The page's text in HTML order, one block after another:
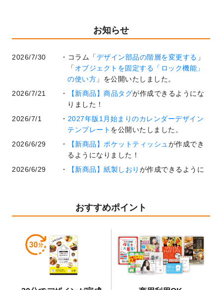
お知らせ
2026/7/30 コラム「デザイン部品の階層を変更する 」
「 オブジェクトを固定する「ロック機能」
の使い方 」を公開いたしました。
2026/7/21
【新商品】商品タグが作成できるようにな
りました！
2026/7/1
2027年版1月始まりのカレンダーデザイン
テンプレート を公開いたしました。
2026/6/29
【新商品】ポケットティッシュが作成でき
るようになりました！
2026/6/29
【新商品】紙製しおり が作成できるように
業効率を上げる便利な操作方法3選！
開いたしました。
暑中見舞いのデザインテンプレート
しました。
2026/5/28
【新商品】マグネットステッカーが作成で
きるようになりました！
おすすめポイント